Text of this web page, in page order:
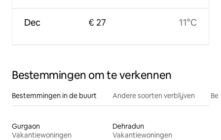
Dec € 27 11°C
Bestemmingen om te verkennen
Bestemmingen in de buurt Andere soorten verblijven
Gurgaon
Vakantiewoningen
Dehradun
Vakantiewoningen